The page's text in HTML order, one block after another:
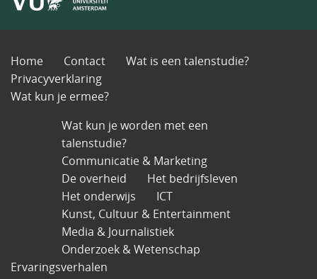
Home Contact
Wat is een talenstudie?
Privacyverklaring
Wat kun je ermee?
Wat kun je worden met een
talenstudie?
Communicatie & Marketing
De overheid
Het bedrijfsleven
Het onderwijs
ICT
Kunst, Cultuur & Entertainment
Media & Journalistiek
Onderzoek & Wetenschap
Ervaringsverhalen